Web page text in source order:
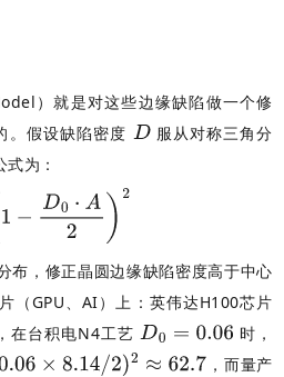
）就是对这些边缘缺陷做一个修
。假设缺陷密度
服从对称三角分
式为：
布，修正晶圆边缘缺陷密度高于中心
（GPU、AI）上：英伟达H100芯片
在台积电N4工艺
时，
，而量产